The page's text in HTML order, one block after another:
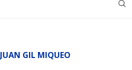
JUAN GIL MIQUEO